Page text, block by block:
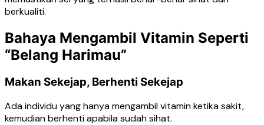
berkualiti.
Bahaya Mengambil Vitamin Seperti
“Belang Harimau”
Makan Sekejap, Berhenti Sekejap
Ada individu yang hanya mengambil vitamin ketika sakit,
kemudian berhenti apabila sudah sihat.